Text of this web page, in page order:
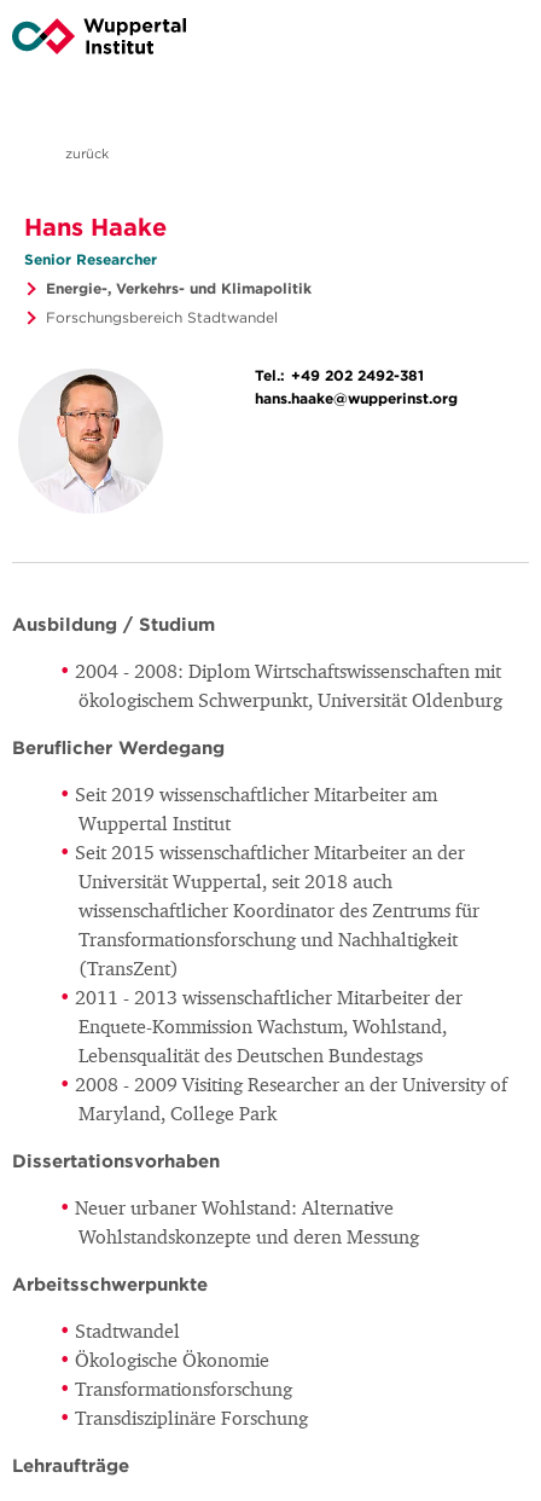
zurück
Hans Haake
Senior Researcher
Energie-, Verkehrs- und Klimapolitik
Forschungsbereich Stadtwandel
Tel.: +49 202 2492-381
hans.haake@wupperinst.org
Ausbildung / Studium
2004 - 2008: Diplom Wirtschaftswissenschaften mit
ökologischem Schwerpunkt, Universität Oldenburg
Beruflicher Werdegang
Seit 2019 wissenschaftlicher Mitarbeiter am
Wuppertal Institut
Seit 2015 wissenschaftlicher Mitarbeiter an der
Universität Wuppertal, seit 2018 auch
wissenschaftlicher Koordinator des Zentrums für
Transformationsforschung und Nachhaltigkeit
(TransZent)
2011 - 2013 wissenschaftlicher Mitarbeiter der
Enquete-Kommission Wachstum, Wohlstand,
Lebensqualität des Deutschen Bundestags
2008 - 2009 Visiting Researcher an der University of
Maryland, College Park
Dissertationsvorhaben
Neuer urbaner Wohlstand: Alternative
Wohlstandskonzepte und deren Messung
Arbeitsschwerpunkte
Stadtwandel
Ökologische Ökonomie
Transformationsforschung
Transdisziplinäre Forschung
Lehraufträge